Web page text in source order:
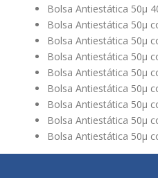
Bolsa Antiestática 50µ
Bolsa Antiestática 50µ
Bolsa Antiestática 50µ
Bolsa Antiestática 50µ
Bolsa Antiestática 50µ
Bolsa Antiestática 50µ
Bolsa Antiestática 50µ
Bolsa Antiestática 50µ
Bolsa Antiestática 50µ